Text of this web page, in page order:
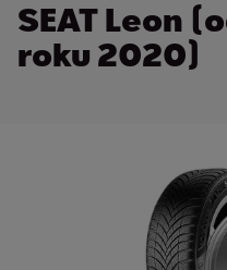
SEAT Leon
roku 2020)